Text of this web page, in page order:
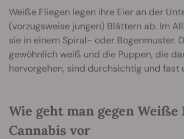
Weiße Fliegen legen ihre Eier an der
(vorzugsweise jungen) Blättern ab. Im
sie in einem Spiral- oder Bogenmuster.
gewöhnlich weiß und die Puppen, die
hervorgehen, sind durchsichtig und fast
Wie geht man gegen Weiße
Cannabis vor